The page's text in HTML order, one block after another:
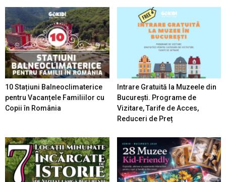
10 Stațiuni Balneoclimaterice
pentru Vacanțele Familiilor cu
Copii în România
Intrare Gratuită la Muzeele din
București. Programe de
Vizitare, Tarife de Acces,
Reduceri de Preț